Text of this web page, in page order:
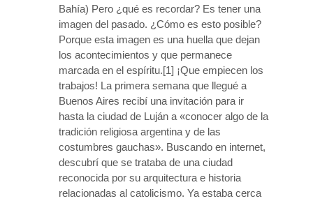
Bahía) Pero ¿qué es recordar? Es tener una
imagen del pasado. ¿Cómo es esto posible?
Porque esta imagen es una huella que dejan
los acontecimientos y que permanece
marcada en el espíritu.[1] ¡Que empiecen los
trabajos! La primera semana que llegué a
Buenos Aires recibí una invitación para ir
hasta la ciudad de Luján a «conocer algo de la
tradición religiosa argentina y de las
costumbres gauchas». Buscando en internet,
descubrí que se trataba de una ciudad
reconocida por su arquitectura e historia
relacionadas al catolicismo. Ya estaba cerca